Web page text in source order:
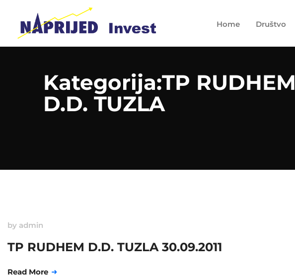
Home Društvo
Kategorija:TP RUDHEM
D.D. TUZLA
by admin
TP RUDHEM D.D. TUZLA 30.09.2011
Read More